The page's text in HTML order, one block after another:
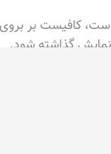
کافیست بر بروی
گذاشته شود.